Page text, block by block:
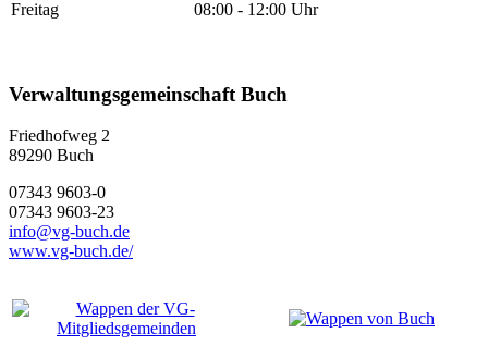
Freitag 08:00 - 12:00 Uhr
Verwaltungsgemeinschaft Buch
Friedhofweg 2
89290 Buch
07343 9603-0
07343 9603-23
info@vg-buch.de
www.vg-buch.de/